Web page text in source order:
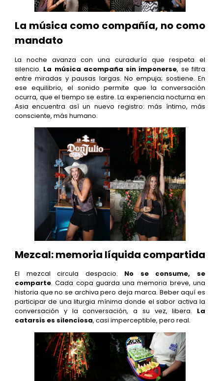
La música como compañía, no como
mandato
La noche avanza con una curaduría que respeta el
silencio. La música acompaña sin imponerse, se filtra
entre miradas y pausas largas. No empuja; sostiene. En
ese equilibrio, el sonido permite que la conversación
ocurra, que el tiempo se estire. La experiencia nocturna en
Asia encuentra así un nuevo registro: más íntimo, más
consciente, más humano.
Mezcal: memoria líquida compartida
El mezcal circula despacio. No se consume, se
comparte. Cada copa guarda una memoria breve, una
historia que no se archiva pero deja marca. Beber aquí es
participar de una liturgia mínima donde el sabor activa la
conversación y la conversación, a su vez, libera. La
catarsis es silenciosa, casi imperceptible, pero real.